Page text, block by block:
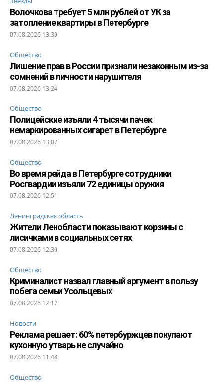
Волочкова требует 5 млн рублей от УК за
затопление квартиры в Петербурге
07.08.2026 13:39
Общество
Лишение прав в России признали незаконным из-за
сомнений в личности нарушителя
07.08.2026 13:24
Общество
Полицейские изъяли 4 тысячи пачек
немаркированных сигарет в Петербурге
07.08.2026 13:07
Общество
Во время рейда в Петербурге сотрудники
Росгвардии изъяли 72 единицы оружия
07.08.2026 12:51
Ленинградская область
Жители Ленобласти показывают корзины с
лисичками в социальных сетях
07.08.2026 12:30
Общество
Криминалист назвал главный аргумент в пользу
побега семьи Усольцевых
07.08.2026 12:12
Новости
Реклама решает: 60% петербуржцев покупают
кухонную утварь не случайно
07.08.2026 11:48
Общество